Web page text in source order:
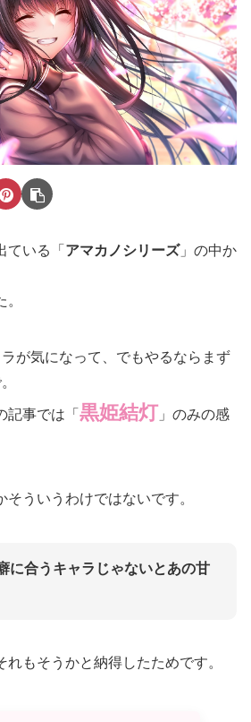
ている「 アマカノシリーズ」の中か
が気になって、でもやるならまず
記事では「 黒姫結灯 」のみの感
ういうわけではないです。
に合うキャラじゃないとあの甘
もそうかと納得したためです。